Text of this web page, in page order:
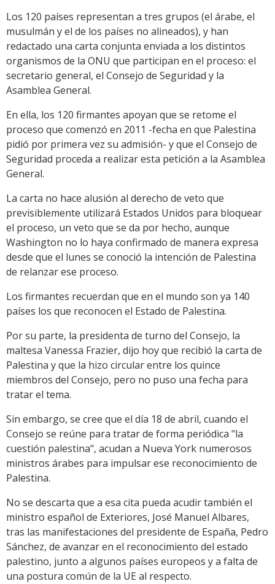
Los 120 países representan a tres grupos (el árabe, el
musulmán y el de los países no alineados), y han
redactado una carta conjunta enviada a los distintos
organismos de la ONU que participan en el proceso: el
secretario general, el Consejo de Seguridad y la
Asamblea General.
En ella, los 120 firmantes apoyan que se retome el
proceso que comenzó en 2011 -fecha en que Palestina
pidió por primera vez su admisión- y que el Consejo de
Seguridad proceda a realizar esta petición a la Asamblea
General.
La carta no hace alusión al derecho de veto que
previsiblemente utilizará Estados Unidos para bloquear
el proceso, un veto que se da por hecho, aunque
Washington no lo haya confirmado de manera expresa
desde que el lunes se conoció la intención de Palestina
de relanzar ese proceso.
Los firmantes recuerdan que en el mundo son ya 140
países los que reconocen el Estado de Palestina.
Por su parte, la presidenta de turno del Consejo, la
maltesa Vanessa Frazier, dijo hoy que recibió la carta de
Palestina y que la hizo circular entre los quince
miembros del Consejo, pero no puso una fecha para
tratar el tema.
Sin embargo, se cree que el día 18 de abril, cuando el
Consejo se reúne para tratar de forma periódica "la
cuestión palestina", acudan a Nueva York numerosos
ministros árabes para impulsar ese reconocimiento de
Palestina.
No se descarta que a esa cita pueda acudir también el
ministro español de Exteriores, José Manuel Albares,
tras las manifestaciones del presidente de España, Pedro
Sánchez, de avanzar en el reconocimiento del estado
palestino, junto a algunos países europeos y a falta de
una postura común de la UE al respecto.